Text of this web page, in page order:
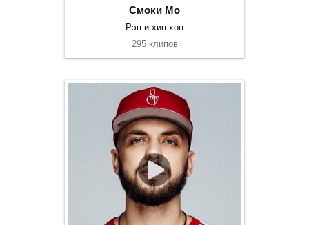
Смоки Мо
Рэп и хип-хоп
295 клипов